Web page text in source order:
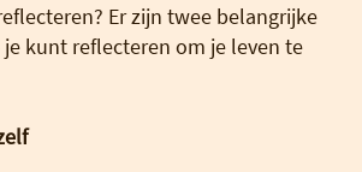
Er zijn twee belangrijke
kunt reflecteren om je leven te